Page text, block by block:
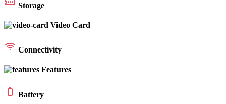
Storage
Video Card
Connectivity
Features
Battery